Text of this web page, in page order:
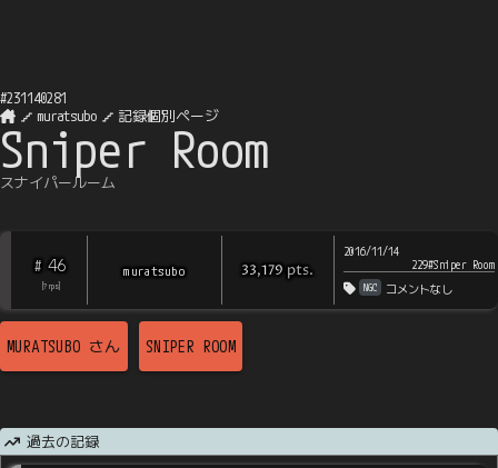
#231140281
muratsubo
記録個別ページ
Sniper Room
スナイパールーム
# 46
? rps]
muratsubo 33,179 pts.
2016/11/14
229#Sniper Room
NGC コメントなし
MURATSUBO さん SNIPER ROOM
過去の記録